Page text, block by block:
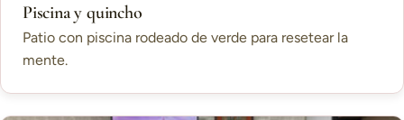
Piscina y quincho
Patio con piscina rodeado de verde para resetear la
mente.